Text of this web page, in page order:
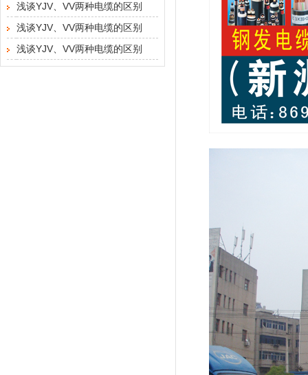
浅谈YJV、VV两种电缆的区别
浅谈YJV、VV两种电缆的区别
浅谈YJV、VV两种电缆的区别